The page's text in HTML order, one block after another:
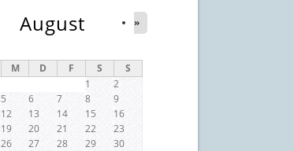
August »
M D F S
S
1
2
5 6 7 8
9
12 13 14 15
16
19 20 21 22
23
26 27 28 29
30